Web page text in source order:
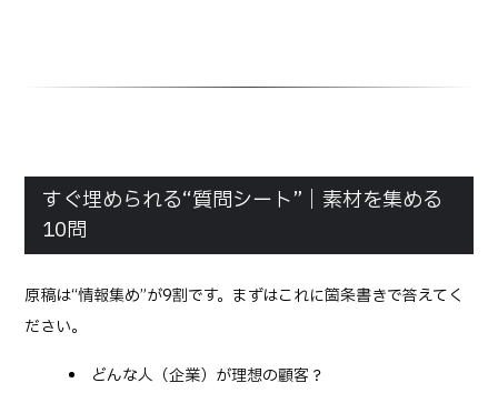
すぐ埋められる“質問シート”｜素材を集める
10問
原稿は“情報集め”が9割です。まずはこれに箇条書きで答えてく
ださい。
どんな人（企業）が理想の顧客？